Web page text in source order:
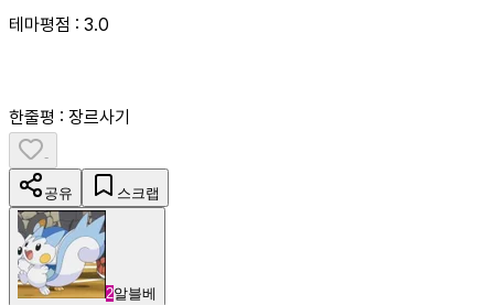
테마평점 : 3.0
한줄평 : 장르사기
-
공유 스크랩
2알블베